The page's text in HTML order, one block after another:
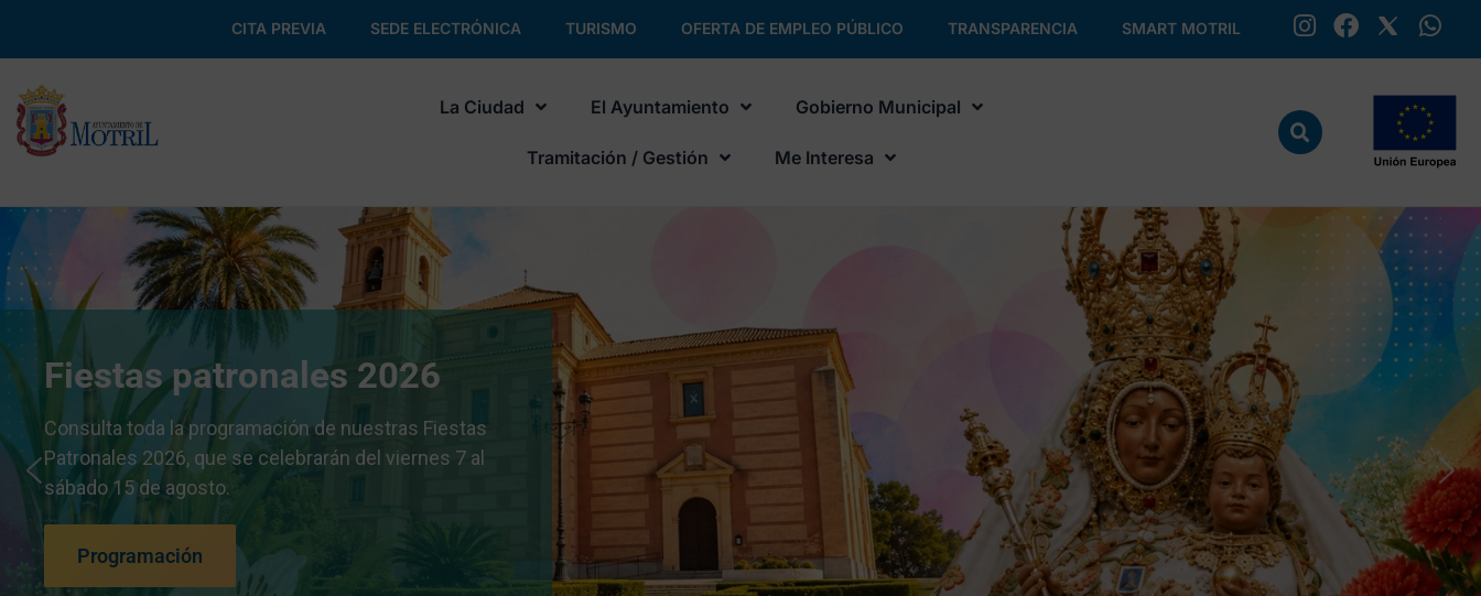
CITA PREVIA SEDE ELECTRÓNICA TURISMO OFERTA DE EMPLEO PÚBLICO TRANSPARENCIA SMART MOTRIL
La Ciudad El Ayuntamiento Gobierno Municipal
Tramitación / Gestión Me Interesa
Fiestas patronales 2026
Consulta toda la programación de nuestras Fiestas
Patronales 2026, que se celebrarán del viernes 7 al
sábado 15 de agosto.
Programación